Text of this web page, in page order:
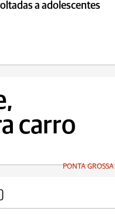
a adolescentes
carro
PONTA GROSSA